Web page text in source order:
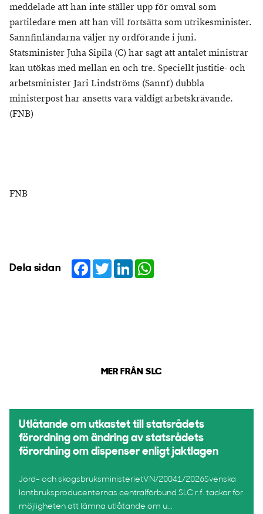
meddelade att han inte ställer upp för omval som
partiledare men att han vill fortsätta som utrikesminister.
Sannfinländarna väljer ny ordförande i juni.
Statsminister Juha Sipilä (C) har sagt att antalet ministrar
kan utökas med mellan en och tre. Speciellt justitie- och
arbetsminister Jari Lindströms (Sannf) dubbla
ministerpost har ansetts vara väldigt arbetskrävande.
(FNB)
FNB
Dela sidan Facebook
TwitterLinkedIn
MER FRÅN SLC
Utlåtande om utkastet till statsrådets
förordning om ändring av statsrådets
förordning om dispenser enligt jaktlagen
Jord- och skogsbruksministerietVN/20041/2026Svenska
lantbruksproducenternas centralförbund SLC r.f. tackar för
möjligheten att lämna utlåtande om u...